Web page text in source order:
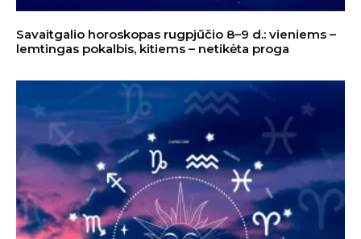
Savaitgalio horoskopas rugpjūčio 8–9 d.: vieniems –
lemtingas pokalbis, kitiems – netikėta proga